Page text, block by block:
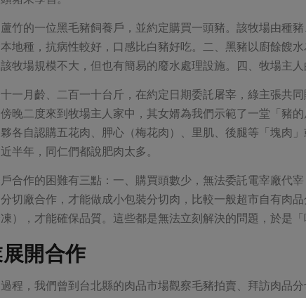
竹的一位黑毛豬飼養戶，並約定購買一頭豬。該牧場由種
地種，抗病性較好，口感比白豬好吃。二、黑豬以廚餘餿
牧場規模不大，但也有簡易的廢水處理設施。四、牧場主
一月齡、二百一十台斤，在約定日期委託屠宰，綠主張共
晚二度來到牧場主人家中，其女婿為我們示範了一堂「豬
各自認購五花肉、胛心（梅花肉）、里肌、後腿等「塊肉
半年，同仁們都說肥肉太多。
合作的困難有三點：一、購買頭數少，無法委託電宰廠代
切廠合作，才能做成小包裝分切肉，比較一般超市自有肉
），才能確保品質。這些都是無法立刻解決的問題，於是「
開合作
程，我們曾到台北縣的肉品市場觀察毛豬拍賣、拜訪肉品